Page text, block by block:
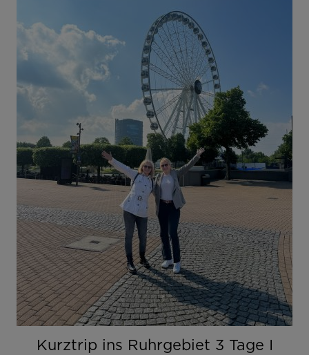
Kurztrip ins Ruhrgebiet 3 Tage I